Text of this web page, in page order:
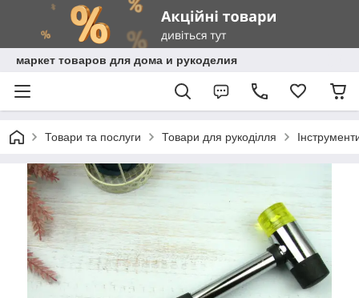
маркет товаров для дома и рукоделия
Товари та послуги Товари для рукоділля